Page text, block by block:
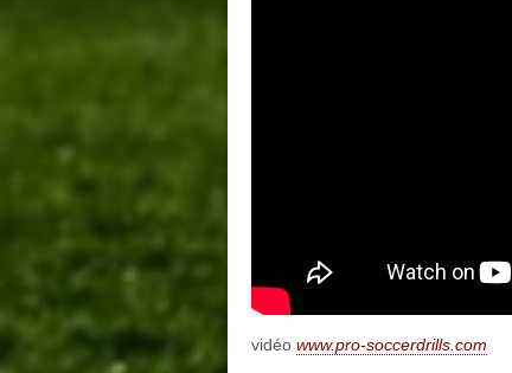
vidéo www.pro-soccerdrills.com